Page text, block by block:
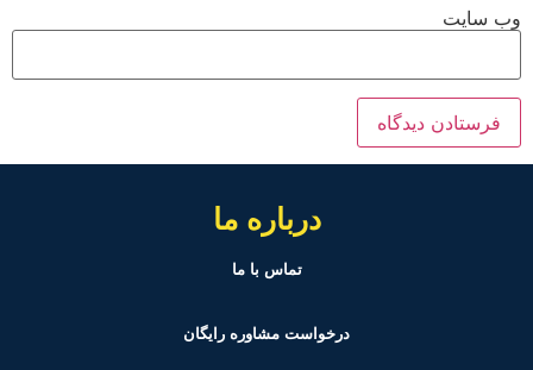
وب‌ سایت
درباره ما
تماس با ما
درخواست مشاوره رایگان